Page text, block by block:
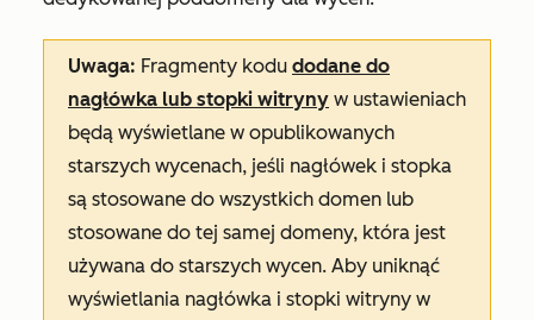
Uwaga: Fragmenty kodu dodane do
nagłówka lub stopki witryny w ustawieniach
będą wyświetlane w opublikowanych
starszych wycenach, jeśli nagłówek i stopka
są stosowane do wszystkich domen lub
stosowane do tej samej domeny, która jest
używana do starszych wycen. Aby uniknąć
wyświetlania nagłówka i stopki witryny w